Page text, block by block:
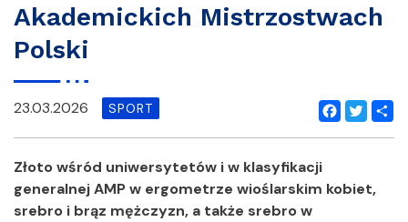
Akademickich Mistrzostwach
Polski
Facebook
Twitter
23.03.2026 SPORT
Złoto wśród uniwersytetów i w klasyfikacji
generalnej AMP w ergometrze wioślarskim kobiet,
srebro i brąz mężczyzn, a także srebro w